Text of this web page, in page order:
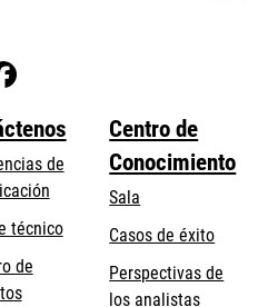
de
técnicose
de
Centro de
Conocimiento
Sala
Casos de éxito
Perspectivas de
los analistas